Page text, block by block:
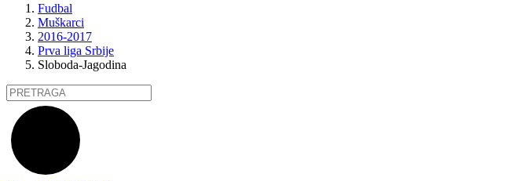
Fudbal
Muškarci
2016-2017
Prva liga Srbije
Sloboda-Jagodina